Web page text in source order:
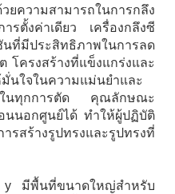
ความสามารถในการกลึง
รตั้งค่าเดียว เครื่องกลึงซี
นที่มีประสิทธิภาพในการลด
โครงสร้างที่แข็งแกร่งและ
นใจในความแม่นยำและ
งในทุกการตัด คุณลักษณะ
นนอกศูนย์ได้ ทำให้ผู้ปฏิบัติ
รสร้างรูปทรงและรูปทรงที่
y มีพื้นที่ขนาดใหญ่สำหรับ